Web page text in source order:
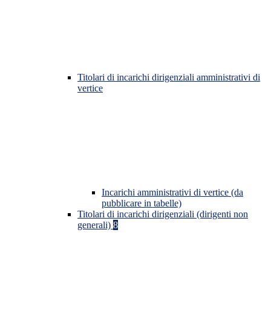
Titolari di incarichi dirigenziali amministrativi di
vertice
Incarichi amministrativi di vertice (da
pubblicare in tabelle)
Titolari di incarichi dirigenziali (dirigenti non
generali) 8